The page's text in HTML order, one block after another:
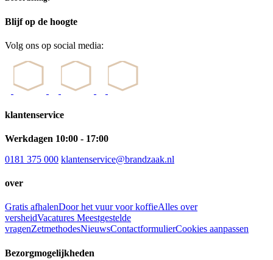
Blijf op de hoogte
Volg ons op social media:
klantenservice
Werkdagen 10:00 - 17:00
0181 375 000 klantenservice@brandzaak.nl
over
Gratis afhalenDoor het vuur voor koffieAlles over
versheidVacatures Meestgestelde
vragenZetmethodesNieuwsContactformulierCookies aanpassen
Bezorgmogelijkheden